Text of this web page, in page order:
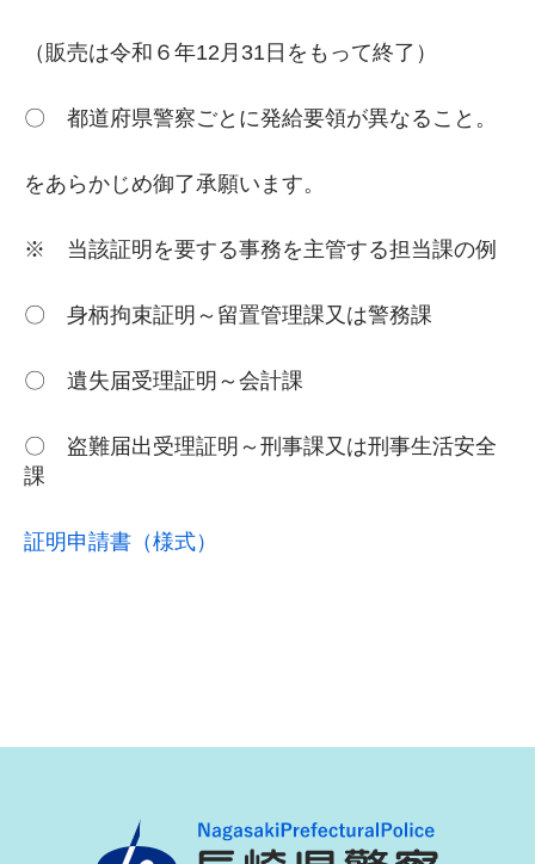
（販売は令和６年12月31日をもって終了）
〇 都道府県警察ごとに発給要領が異なること。
をあらかじめ御了承願います。
※ 当該証明を要する事務を主管する担当課の例
〇 身柄拘束証明～留置管理課又は警務課
〇 遺失届受理証明～会計課
〇 盗難届出受理証明～刑事課又は刑事生活安全
課
証明申請書（様式）